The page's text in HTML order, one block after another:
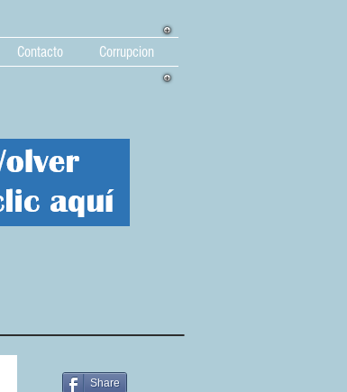
Contacto Corrupcion
Share